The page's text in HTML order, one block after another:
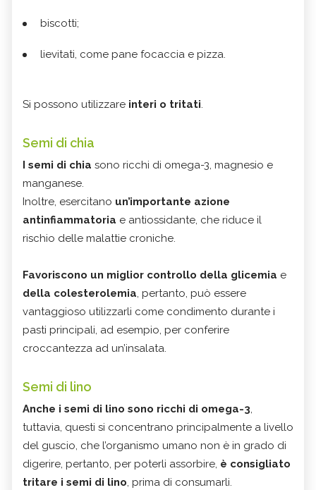
biscotti;
lievitati, come pane focaccia e pizza.
Si possono utilizzare interi o tritati.
Semi di chia
I semi di chia sono ricchi di omega-3, magnesio e
manganese.
Inoltre, esercitano un’importante azione
antinfiammatoria e antiossidante, che riduce il
rischio delle malattie croniche.
Favoriscono un miglior controllo della glicemia e
della colesterolemia, pertanto, può essere
vantaggioso utilizzarli come condimento durante i
pasti principali, ad esempio, per conferire
croccantezza ad un’insalata.
Semi di lino
Anche i semi di lino sono ricchi di omega-3,
tuttavia, questi si concentrano principalmente a livello
del guscio, che l’organismo umano non è in grado di
digerire, pertanto, per poterli assorbire, è consigliato
tritare i semi di lino, prima di consumarli.